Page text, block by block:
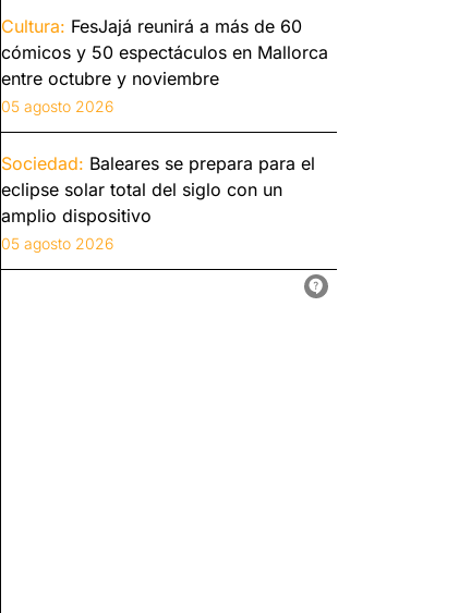
Cultura: FesJajá reunirá a más de 60
cómicos y 50 espectáculos en Mallorca
entre octubre y noviembre
05 agosto 2026
Sociedad: Baleares se prepara para el
eclipse solar total del siglo con un
amplio dispositivo
05 agosto 2026